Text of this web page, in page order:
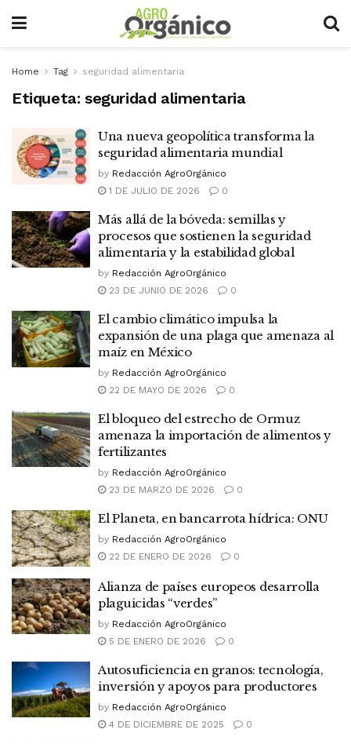
Home Tag seguridad alimentaria
Etiqueta: seguridad alimentaria
Una nueva geopolítica transforma la
seguridad alimentaria mundial
by Redacción AgroOrgánico
1 DE JULIO DE 2026
0
Más allá de la bóveda: semillas y
procesos que sostienen la seguridad
alimentaria y la estabilidad global
by Redacción AgroOrgánico
23 DE JUNIO DE 2026
0
El cambio climático impulsa la
expansión de una plaga que amenaza al
maíz en México
by Redacción AgroOrgánico
22 DE MAYO DE 2026
0
El bloqueo del estrecho de Ormuz
amenaza la importación de alimentos y
fertilizantes
by Redacción AgroOrgánico
23 DE MARZO DE 2026
0
El Planeta, en bancarrota hídrica: ONU
by Redacción AgroOrgánico
22 DE ENERO DE 2026
0
Alianza de países europeos desarrolla
plaguicidas “verdes”
by Redacción AgroOrgánico
5 DE ENERO DE 2026
0
Autosuficiencia en granos: tecnología,
inversión y apoyos para productores
by Redacción AgroOrgánico
4 DE DICIEMBRE DE 2025
0